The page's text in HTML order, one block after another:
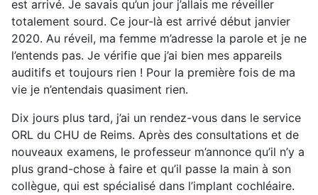
est arrivé. Je savais qu’un jour j’allais me réveiller
totalement sourd. Ce jour-là est arrivé début janvier
2020. Au réveil, ma femme m’adresse la parole et je ne
l’entends pas. Je vérifie que j’ai bien mes appareils
auditifs et toujours rien ! Pour la première fois de ma
vie je n’entendais quasiment rien.
Dix jours plus tard, j’ai un rendez-vous dans le service
ORL du CHU de Reims. Après des consultations et de
nouveaux examens, le professeur m’annonce qu’il n’y a
plus grand-chose à faire et qu’il passe la main à son
collègue, qui est spécialisé dans l’implant cochléaire.